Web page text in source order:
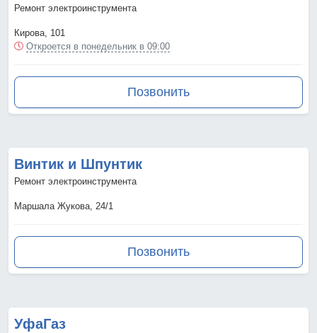
Ремонт электроинструмента
Кирова, 101
Откроется в понедельник в 09:00
Позвонить
Винтик и Шпунтик
Ремонт электроинструмента
Маршала Жукова, 24/1
Позвонить
УфаГаз